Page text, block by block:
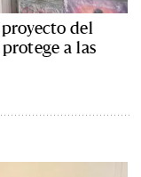
del
a las